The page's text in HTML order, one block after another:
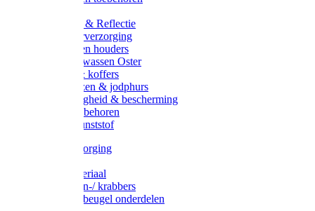
Verlichting & Reflectie
Rapide leerverzorging
Likstenen en houders
Poetsen & wassen Oster
Poetssets & koffers
Ruiter laarzen & jodphurs
Ruiter veiligheid & bescherming
Ruiter - toebehoren
Voerbak kunststof
Klauwverzorging
Injectiemateriaal
Hoefmessen-/ krabbers
Hoefbekapbeugel onderdelen